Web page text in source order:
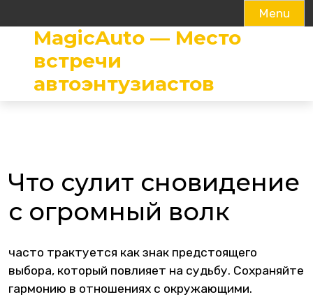
Menu
content
MagicAuto — Место
встречи
автоэнтузиастов
Что сулит сновидение
с огромный волк
часто трактуется как знак предстоящего
выбора, который повлияет на судьбу. Сохраняйте
гармонию в отношениях с окружающими.